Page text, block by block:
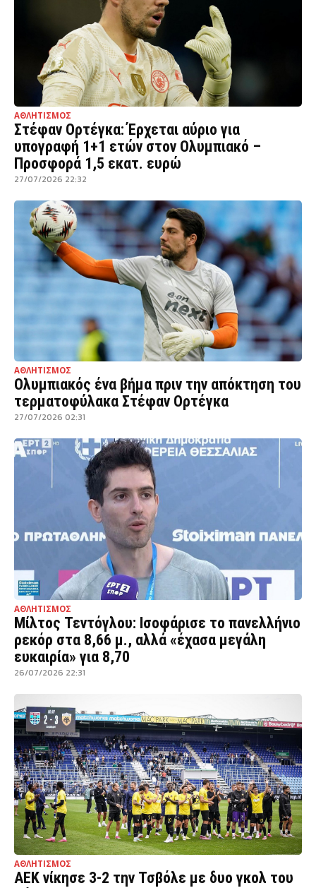
ΑΘΛΗΤΙΣΜΟΣ
Στέφαν Ορτέγκα: Έρχεται αύριο για
υπογραφή 1+1 ετών στον Ολυμπιακό –
Προσφορά 1,5 εκατ. ευρώ
27/07/2026 22:32
ΑΘΛΗΤΙΣΜΟΣ
Ολυμπιακός ένα βήμα πριν την απόκτηση του
τερματοφύλακα Στέφαν Ορτέγκα
27/07/2026 02:31
ΑΘΛΗΤΙΣΜΟΣ
Μίλτος Τεντόγλου: Ισοφάρισε το πανελλήνιο
ρεκόρ στα 8,66 μ., αλλά «έχασα μεγάλη
ευκαιρία» για 8,70
26/07/2026 22:31
ΑΘΛΗΤΙΣΜΟΣ
ΑΕΚ νίκησε 3-2 την Τσβόλε με δυο γκολ του